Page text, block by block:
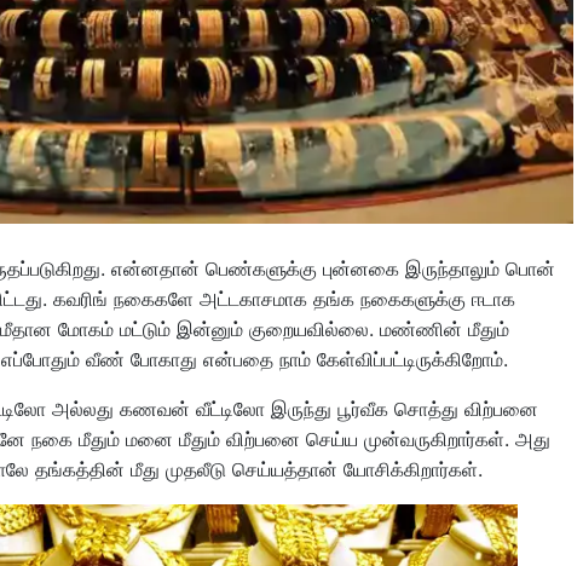
என்னதான் பெண்களுக்கு புன்னகை இருந்தாலும் பொன்
கவரிங் நகைகளே அட்டகாசமாக தங்க நகைகளுக்கு ஈடாக
மீதான மோகம் மட்டும் இன்னும் குறையவில்லை. மண்ணின் மீதும்
வீண் போகாது என்பதை நாம் கேள்விப்பட்டிருக்கிறோம்.
அல்லது கணவன் வீட்டிலோ இருந்து பூர்வீக சொத்து விற்பனை
நகை மீதும் மனை மீதும் விற்பனை செய்ய முன்வருகிறார்கள். அது
தங்கத்தின் மீது முதலீடு செய்யத்தான் யோசிக்கிறார்கள்.